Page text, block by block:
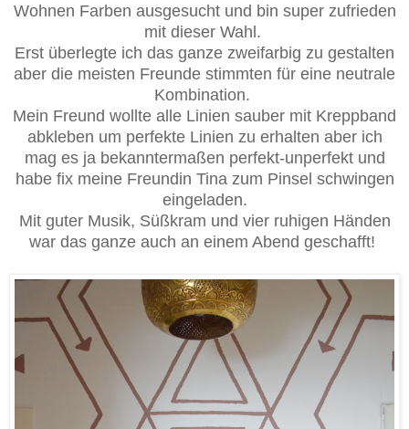
Wohnen Farben ausgesucht und bin super zufrieden
mit dieser Wahl.
Erst überlegte ich das ganze zweifarbig zu gestalten
aber die meisten Freunde stimmten für eine neutrale
Kombination.
Mein Freund wollte alle Linien sauber mit Kreppband
abkleben um perfekte Linien zu erhalten aber ich
mag es ja bekanntermaßen perfekt-unperfekt und
habe fix meine Freundin Tina zum Pinsel schwingen
eingeladen.
Mit guter Musik, Süßkram und vier ruhigen Händen
war das ganze auch an einem Abend geschafft!